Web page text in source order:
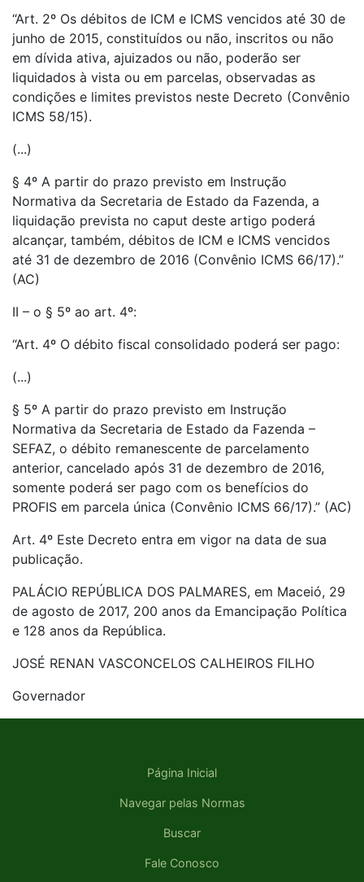
“Art. 2º Os débitos de ICM e ICMS vencidos até 30 de
junho de 2015, constituídos ou não, inscritos ou não
em dívida ativa, ajuizados ou não, poderão ser
liquidados à vista ou em parcelas, observadas as
condições e limites previstos neste Decreto (Convênio
ICMS 58/15).
(...)
§ 4º A partir do prazo previsto em Instrução
Normativa da Secretaria de Estado da Fazenda, a
liquidação prevista no caput deste artigo poderá
alcançar, também, débitos de ICM e ICMS vencidos
até 31 de dezembro de 2016 (Convênio ICMS 66/17).”
(AC)
II – o § 5º ao art. 4º:
“Art. 4º O débito fiscal consolidado poderá ser pago:
(...)
§ 5º A partir do prazo previsto em Instrução
Normativa da Secretaria de Estado da Fazenda –
SEFAZ, o débito remanescente de parcelamento
anterior, cancelado após 31 de dezembro de 2016,
somente poderá ser pago com os benefícios do
PROFIS em parcela única (Convênio ICMS 66/17).” (AC)
Art. 4º Este Decreto entra em vigor na data de sua
publicação.
PALÁCIO REPÚBLICA DOS PALMARES, em Maceió, 29
de agosto de 2017, 200 anos da Emancipação Política
e 128 anos da República.
JOSÉ RENAN VASCONCELOS CALHEIROS FILHO
Governador
Página Inicial
Navegar pelas Normas
Buscar
Fale Conosco